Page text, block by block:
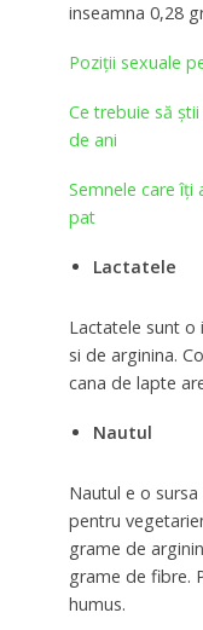
inseamna 0,28
Poziții sexuale
Ce trebuie să
de ani
Semnele care îţi
pat
Lactatele
Lactatele sunt
si de arginina.
cana de lapte
Nautul
Nautul e o
pentru
grame de
grame de fibre.
humus.